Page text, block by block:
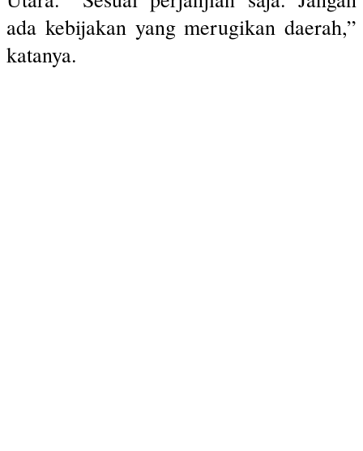
ada kebijakan yang merugikan daerah,”
katanya.